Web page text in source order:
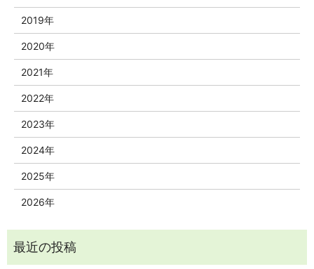
2019年
2020年
2021年
2022年
2023年
2024年
2025年
2026年